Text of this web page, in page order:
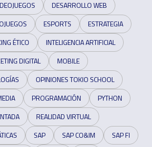
DESARROLLO WEB
ESPORTS
ESTRATEGIA
ÉTICO
INTELIGENCIA ARTIFICIAL
DIGITAL
MOBILE
OPINIONES TOKIO SCHOOL
PROGRAMACIÓN
PYTHON
REALIDAD VIRTUAL
SAP SAP CO&IM
SAP FI